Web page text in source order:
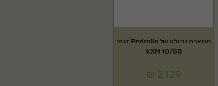
משאבה טבולה של Pedrollo דגם:
VXM 10/50
₪ 2,129